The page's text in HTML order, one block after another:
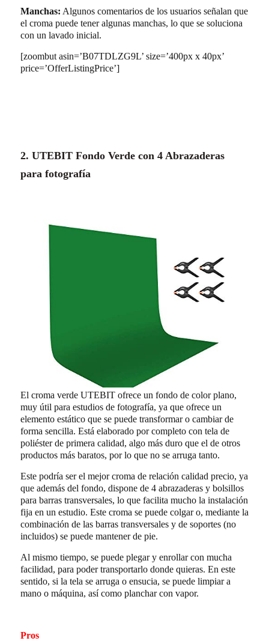
Manchas: Algunos comentarios de los usuarios señalan que
el croma puede tener algunas manchas, lo que se soluciona
con un lavado inicial.
[zoombut asin=’B07TDLZG9L’ size=’400px x 40px’
price=’OfferListingPrice’]
2. UTEBIT Fondo Verde con 4 Abrazaderas
para fotografía
El croma verde UTEBIT ofrece un fondo de color plano,
muy útil para estudios de fotografía, ya que ofrece un
elemento estático que se puede transformar o cambiar de
forma sencilla. Está elaborado por completo con tela de
poliéster de primera calidad, algo más duro que el de otros
productos más baratos, por lo que no se arruga tanto.
Este podría ser el mejor croma de relación calidad precio, ya
que además del fondo, dispone de 4 abrazaderas y bolsillos
para barras transversales, lo que facilita mucho la instalación
fija en un estudio. Este croma se puede colgar o, mediante la
combinación de las barras transversales y de soportes (no
incluidos) se puede mantener de pie.
Al mismo tiempo, se puede plegar y enrollar con mucha
facilidad, para poder transportarlo donde quieras. En este
sentido, si la tela se arruga o ensucia, se puede limpiar a
mano o máquina, así como planchar con vapor.
Pros